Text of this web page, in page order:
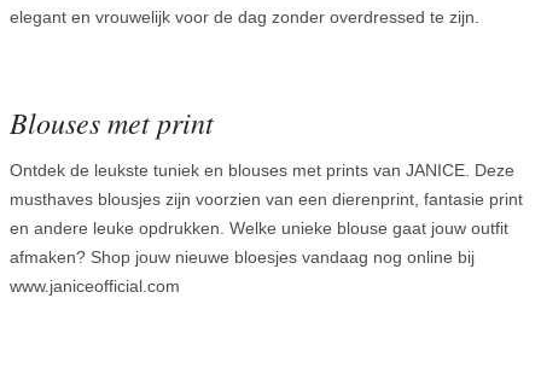
elegant en vrouwelijk voor de dag zonder overdressed te zijn.
Blouses met print
Ontdek de leukste tuniek en blouses met prints van JANICE. Deze
musthaves blousjes zijn voorzien van een dierenprint, fantasie print
en andere leuke opdrukken. Welke unieke blouse gaat jouw outfit
afmaken? Shop jouw nieuwe bloesjes vandaag nog online bij
www.janiceofficial.com